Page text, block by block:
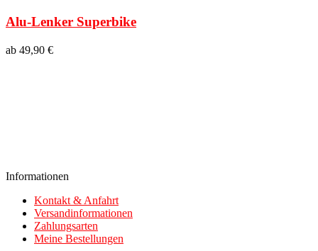
Alu-Lenker Superbike
ab 49,90 €
Informationen
Kontakt & Anfahrt
Versandinformationen
Zahlungsarten
Meine Bestellungen